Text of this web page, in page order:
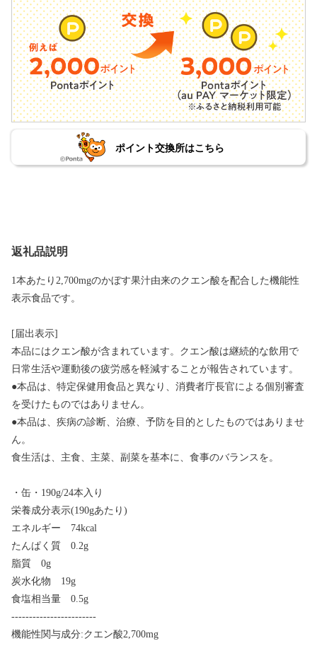
ポイント交換所はこちら
返礼品説明
1本あたり2,700mgのかぼす果汁由来のクエン酸を配合した機能性
表示食品です。
[届出表示]
本品にはクエン酸が含まれています。クエン酸は継続的な飲用で
日常生活や運動後の疲労感を軽減することが報告されています。
●本品は、特定保健用食品と異なり、消費者庁長官による個別審査
を受けたものではありません。
●本品は、疾病の診断、治療、予防を目的としたものではありませ
ん。
食生活は、主食、主菜、副菜を基本に、食事のバランスを。
・缶・190g/24本入り
栄養成分表示(190gあたり)
エネルギー 74kcal
たんぱく質 0.2g
脂質 0g
炭水化物 19g
食塩相当量 0.5g
------------------------
機能性関与成分:クエン酸2,700mg